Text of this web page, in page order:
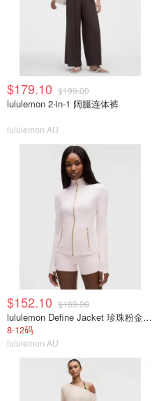
$179.10 $199.00
lululemon 2-in-1 阔腿连体裤
lululemon AU
$152.10 $169.00
lululemon Define Jacket 珍珠粉金拉链
8-12码
lululemon AU